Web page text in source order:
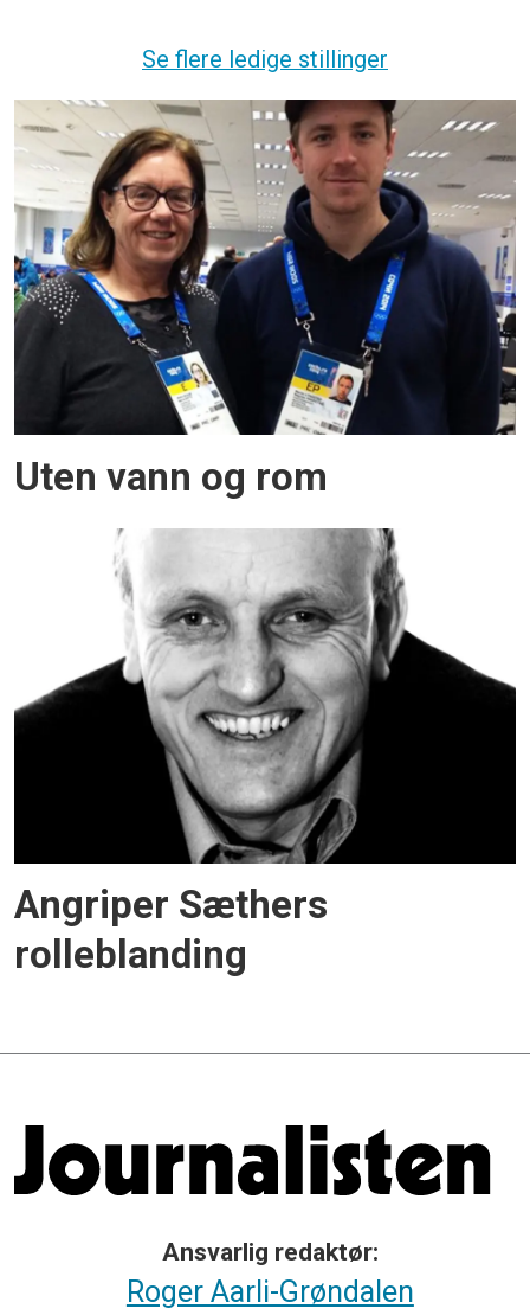
Se flere ledige stillinger
Uten vann og rom
Angriper Sæthers
rolleblanding
Ansvarlig redaktør:
Roger Aarli-Grøndalen